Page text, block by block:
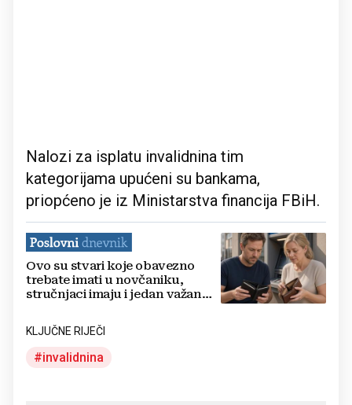
Nalozi za isplatu invalidnina tim
kategorijama upućeni su bankama,
priopćeno je iz Ministarstva financija FBiH.
Ovo su stvari koje obavezno
trebate imati u novčaniku,
stručnjaci imaju i jedan važan
KLJUČNE RIJEČI
invalidnina